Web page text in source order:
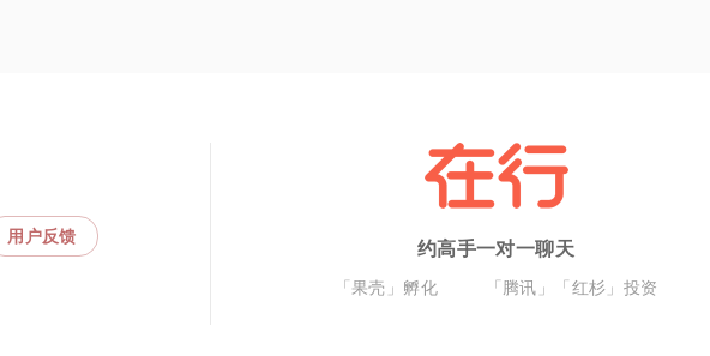
用户反馈
约高手一对一聊天
「果壳」孵化 「腾讯」「红杉」投资